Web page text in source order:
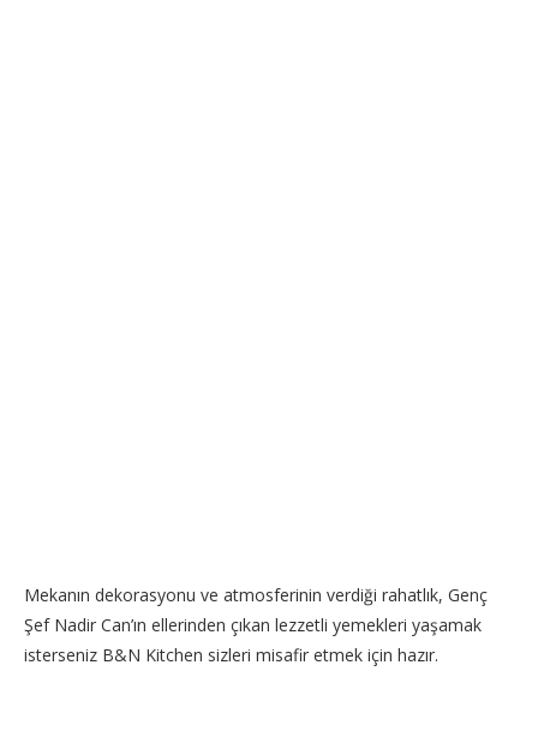
Mekanın dekorasyonu ve atmosferinin verdiği rahatlık, Genç
Şef Nadir Can’ın ellerinden çıkan lezzetli yemekleri yaşamak
isterseniz B&N Kitchen sizleri misafir etmek için hazır.